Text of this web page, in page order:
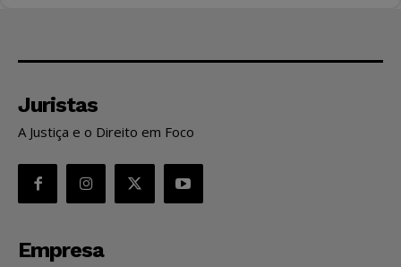
Juristas
A Justiça e o Direito em Foco
Empresa